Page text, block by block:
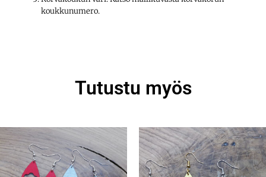
koukkunumero.
Tutustu myös